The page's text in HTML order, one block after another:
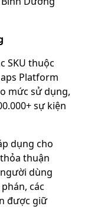
SKU thuộc
Platform
mức sử dụng,
sự kiện
dụng cho
thuận
dùng
các
được giữ